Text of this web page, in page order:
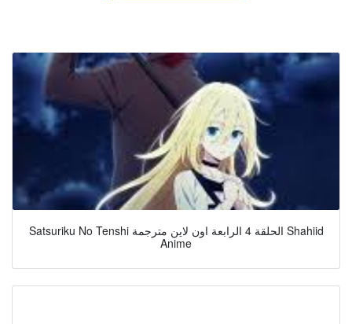
Satsuriku No Tenshi الحلقة 4 الرابعة اون لاين مترجمة Shahiid
Anime